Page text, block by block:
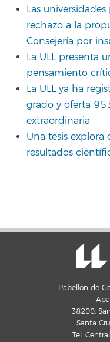
Las
rechazo a la
Consejería por
La ULL presenta
pensamiento
La ULL ya ha
grado y oferta
extraordinaria
Una tesis explora
resultados
Pabellón de
38200,
Santa
Tel.